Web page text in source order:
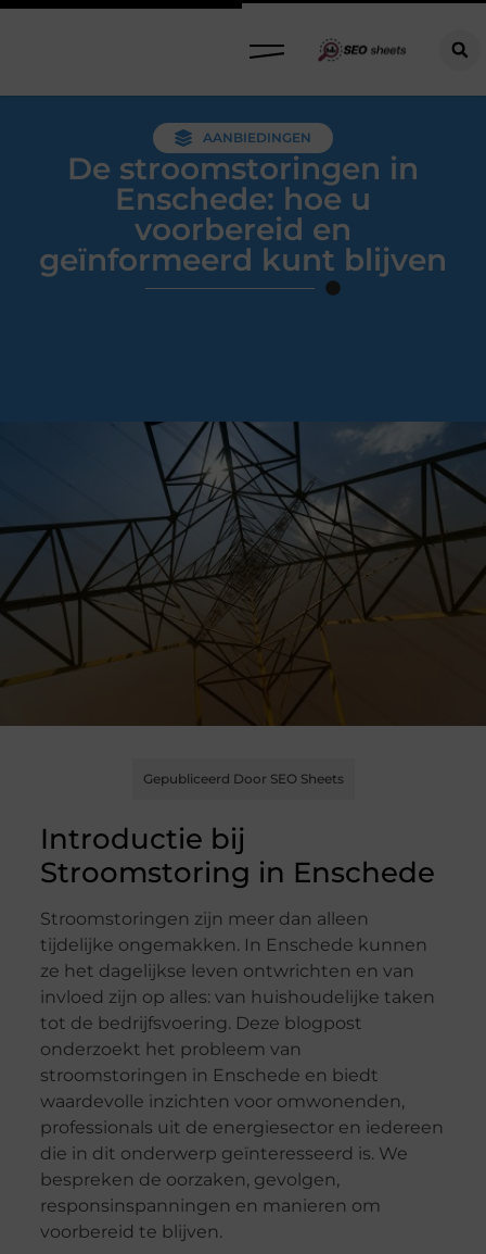
AANBIEDINGEN
De stroomstoringen in
Enschede: hoe u
voorbereid en
geïnformeerd kunt blijven
Gepubliceerd Door SEO Sheets
Introductie bij
Stroomstoring in Enschede
Stroomstoringen zijn meer dan alleen
tijdelijke ongemakken. In Enschede kunnen
ze het dagelijkse leven ontwrichten en van
invloed zijn op alles: van huishoudelijke taken
tot de bedrijfsvoering. Deze blogpost
onderzoekt het probleem van
stroomstoringen in Enschede en biedt
waardevolle inzichten voor omwonenden,
professionals uit de energiesector en iedereen
die in dit onderwerp geïnteresseerd is. We
bespreken de oorzaken, gevolgen,
responsinspanningen en manieren om
voorbereid te blijven.